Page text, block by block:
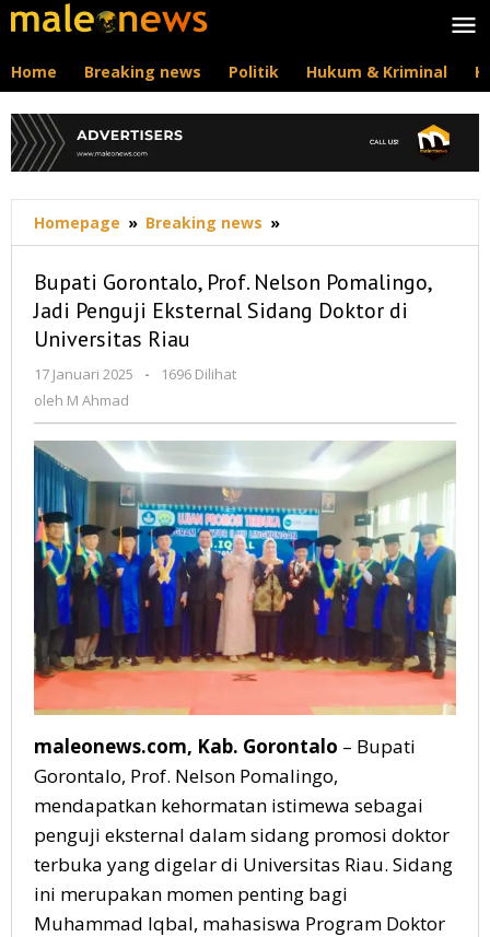
Lewati
ke
Home Breaking news Politik Hukum & Kriminal
Homepage » Breaking news »
Gorontalo,
Nelson
Pomalingo,
Doktor
Universitas
Riau
Bupati Gorontalo, Prof. Nelson Pomalingo,
Jadi Penguji Eksternal Sidang Doktor di
Universitas Riau
17 Januari 2025
oleh
-
1696 Dilihat
oleh M Ahmad
maleonews.com, Kab. Gorontalo – Bupati
Gorontalo, Prof. Nelson Pomalingo,
mendapatkan kehormatan istimewa sebagai
penguji eksternal dalam sidang promosi doktor
terbuka yang digelar di Universitas Riau. Sidang
ini merupakan momen penting bagi
Muhammad Iqbal, mahasiswa Program Doktor